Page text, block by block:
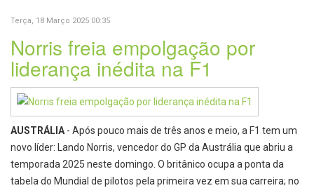
Terça, 18 Março 2025 00:35
Norris freia empolgação por
liderança inédita na F1
AUSTRÁLIA - Após pouco mais de três anos e meio, a F1 tem um
novo líder: Lando Norris, vencedor do GP da Austrália que abriu a
temporada 2025 neste domingo. O britânico ocupa a ponta da
tabela do Mundial de pilotos pela primeira vez em sua carreira; no